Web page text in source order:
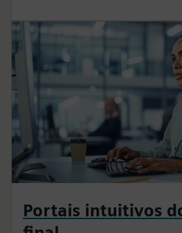
Portais intuitivos